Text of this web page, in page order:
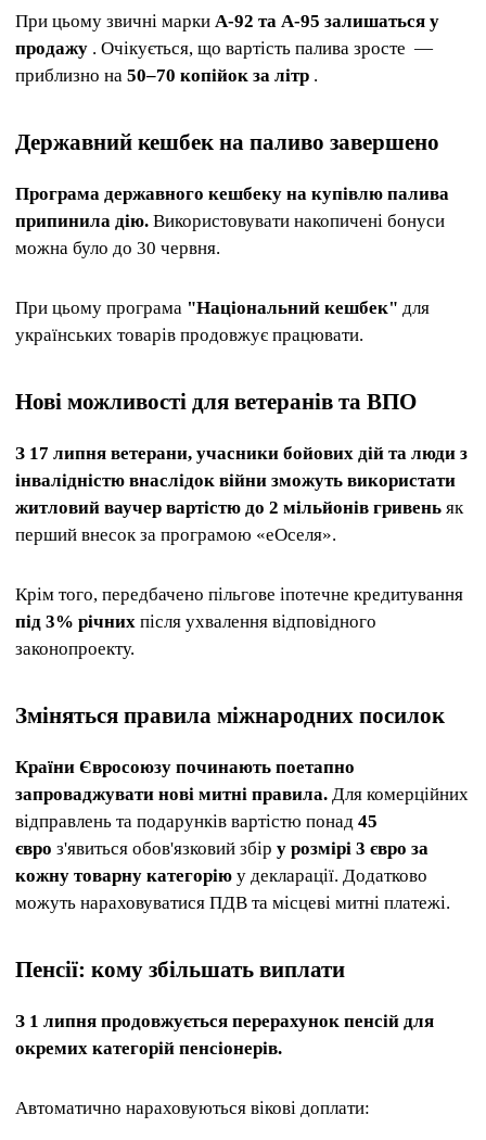
При цьому звичні марки А-92 та А-95 залишаться у
продажу . Очікується, що вартість палива зросте —
приблизно на 50–70 копійок за літр .
Державний кешбек на паливо завершено
Програма державного кешбеку на купівлю палива
припинила дію. Використовувати накопичені бонуси
можна було до 30 червня.
При цьому програма "Національний кешбек" для
українських товарів продовжує працювати.
Нові можливості для ветеранів та ВПО
З 17 липня ветерани, учасники бойових дій та люди з
інвалідністю внаслідок війни зможуть використати
житловий ваучер вартістю до 2 мільйонів гривень як
перший внесок за програмою «еОселя».
Крім того, передбачено пільгове іпотечне кредитування
під 3% річних після ухвалення відповідного
законопроекту.
Зміняться правила міжнародних посилок
Країни Євросоюзу починають поетапно
запроваджувати нові митні правила. Для комерційних
відправлень та подарунків вартістю понад 45
євро з'явиться обов'язковий збір у розмірі 3 євро за
кожну товарну категорію у декларації. Додатково
можуть нараховуватися ПДВ та місцеві митні платежі.
Пенсії: кому збільшать виплати
З 1 липня продовжується перерахунок пенсій для
окремих категорій пенсіонерів.
Автоматично нараховуються вікові доплати: